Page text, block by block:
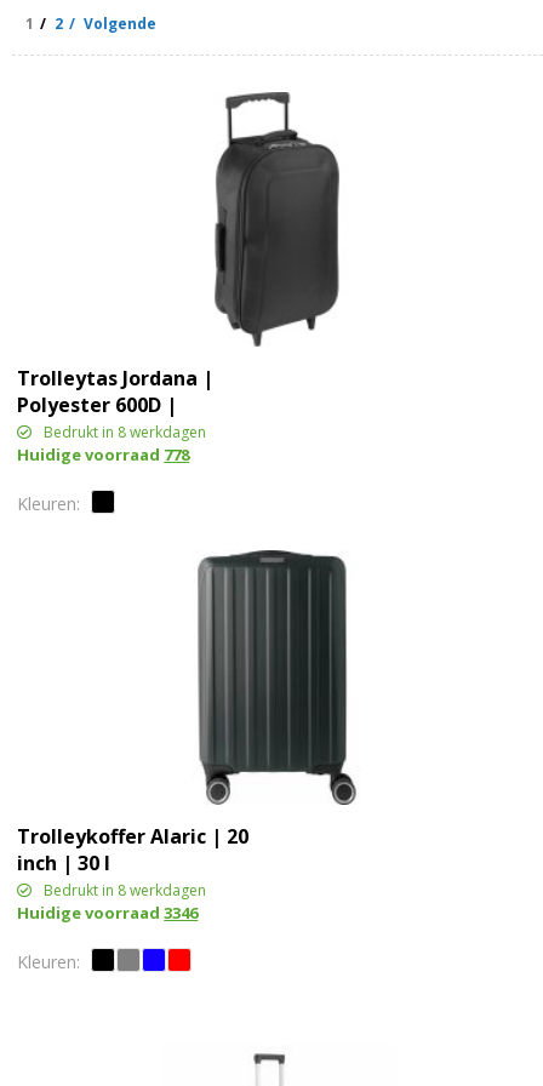
1 2 Volgende
Trolleytas Jordana |
Polyester 600D |
Opvouwbaar | 20 l
Bedrukt in 8 werkdagen
Huidige voorraad 778
Trolleykoffer Alaric | 20
inch | 30 l
Bedrukt in 8 werkdagen
Huidige voorraad3346